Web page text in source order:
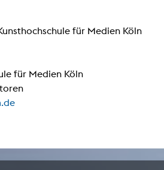
für Medien Köln
für Medien Köln